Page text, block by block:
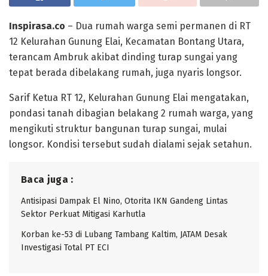
Inspirasa.co – Dua rumah warga semi permanen di RT
12 Kelurahan Gunung Elai, Kecamatan Bontang Utara,
terancam Ambruk akibat dinding turap sungai yang
tepat berada dibelakang rumah, juga nyaris longsor.
Sarif Ketua RT 12, Kelurahan Gunung Elai mengatakan,
pondasi tanah dibagian belakang 2 rumah warga, yang
mengikuti struktur bangunan turap sungai, mulai
longsor. Kondisi tersebut sudah dialami sejak setahun.
Baca juga :
Antisipasi Dampak El Nino, Otorita IKN Gandeng Lintas
Sektor Perkuat Mitigasi Karhutla
Korban ke-53 di Lubang Tambang Kaltim, JATAM Desak
Investigasi Total PT ECI